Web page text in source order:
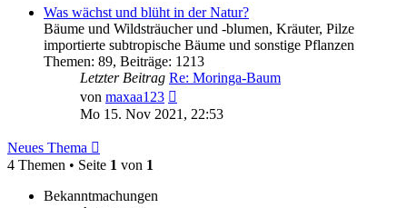
Was wächst und blüht in der Natur?
Bäume und Wildsträucher und -blumen, Kräuter, Pilze
importierte subtropische Bäume und sonstige Pflanzen
Themen: 89, Beiträge: 1213
Letzter Beitrag Re: Moringa-Baum
von maxaa123
Beitrag
Mo 15. Nov 2021, 22:53
Neues Thema
4 Themen • Seite 1 von 1
Bekanntmachungen